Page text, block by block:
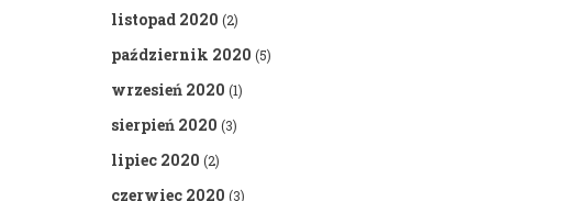
listopad 2020 (2)
październik 2020 (5)
wrzesień 2020 (1)
sierpień 2020 (3)
lipiec 2020 (2)
czerwiec 2020 (3)